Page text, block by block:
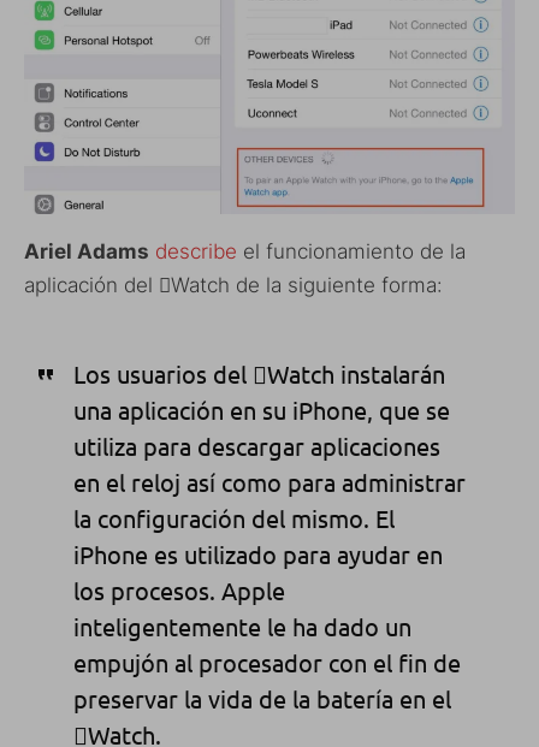
Ariel Adams describe el funcionamiento de la
aplicación del Watch de la siguiente forma:
Los usuarios del Watch instalarán
una aplicación en su iPhone, que se
utiliza para descargar aplicaciones
en el reloj así como para administrar
la configuración del mismo. El
iPhone es utilizado para ayudar en
los procesos. Apple
inteligentemente le ha dado un
empujón al procesadorcon el fin de
preservar la vida de la batería en el
Watch.